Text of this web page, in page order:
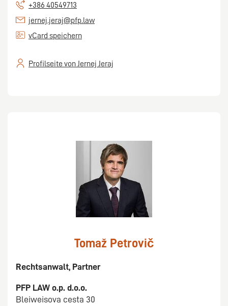
+386 40549713
jernej.jeraj@pfp.law
vCard speichern
Profilseite von Jernej Jeraj
Tomaž Petrovič
Rechtsanwalt, Partner
PFP LAW o.p. d.o.o.
Bleiweisova cesta 30